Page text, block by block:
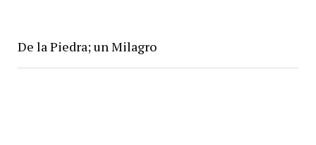
De la Piedra; un Milagro